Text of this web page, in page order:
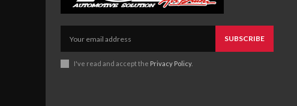
SUBSCRIBE
I've read and accept the Privacy Policy.